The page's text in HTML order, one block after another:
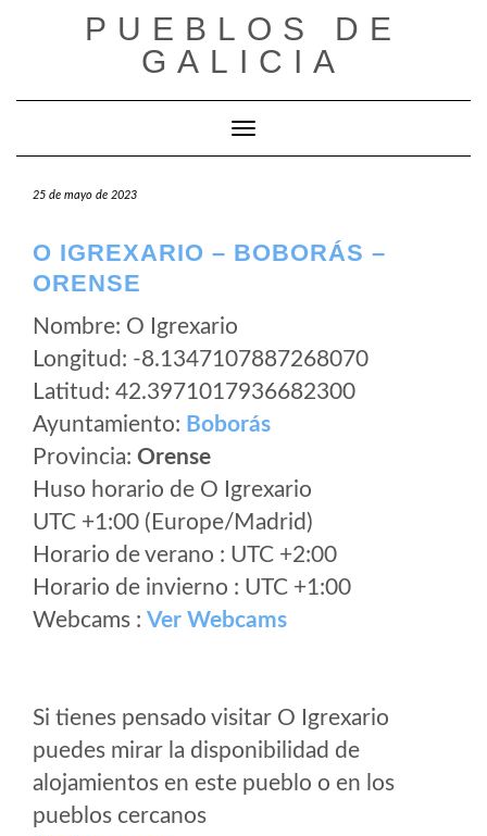
PUEBLOS DE
GALICIA
Cambiar modo de navegación
25 de mayo de 2023
O IGREXARIO – BOBORÁS –
ORENSE
Nombre: O Igrexario
Longitud: -8.1347107887268070
Latitud: 42.3971017936682300
Ayuntamiento: Boborás
Provincia: Orense
Huso horario de O Igrexario
UTC +1:00 (Europe/Madrid)
Horario de verano : UTC +2:00
Horario de invierno : UTC +1:00
Webcams : Ver Webcams
Si tienes pensado visitar O Igrexario
puedes mirar la disponibilidad de
alojamientos en este pueblo o en los
pueblos cercanos